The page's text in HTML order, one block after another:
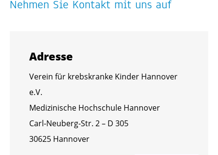
Neh­men Sie Kon­takt mit uns auf
Adres­se
Ver­ein für krebs­kran­ke Kin­der Han­no­ver
e.V.
Me­di­zi­ni­sche Hoch­schu­le Han­no­ver
Carl-Neu­berg-Str. 2 – D 305
30625 Han­no­ver